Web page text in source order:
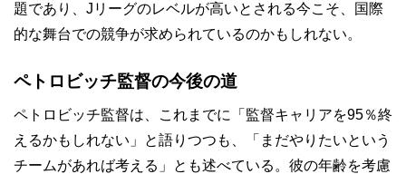
題であり、Jリーグのレベルが高いとされる今こそ、国際
的な舞台での競争が求められているのかもしれない。
ペトロビッチ監督の今後の道
ペトロビッチ監督は、これまでに「監督キャリアを95％終
えるかもしれない」と語りつつも、「まだやりたいという
チームがあれば考える」とも述べている。彼の年齢を考慮